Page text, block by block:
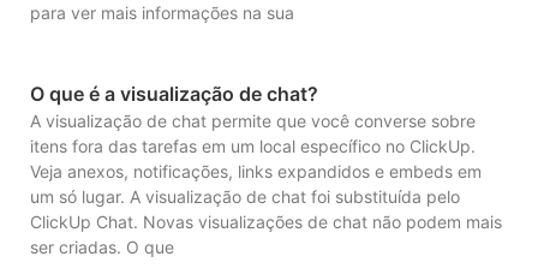
para ver mais informações na sua
O que é a visualização de chat?
A visualização de chat permite que você converse sobre
itens fora das tarefas em um local específico no ClickUp.
Veja anexos, notificações, links expandidos e embeds em
um só lugar. A visualização de chat foi substituída pelo
ClickUp Chat. Novas visualizações de chat não podem mais
ser criadas. O que